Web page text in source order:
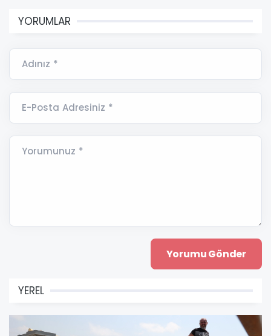
YORUMLAR
Adınız *
E-Posta Adresiniz *
Yorumunuz *
YEREL